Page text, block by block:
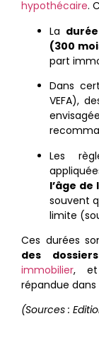
hypothécaire.
La
(300
part
Dans
VEFA),
Les
l’âge
souvent
limite
Ces durées
des dossiers
immobilier, et
répandue
(Sources :